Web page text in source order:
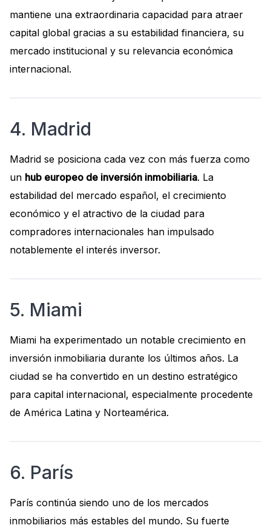
mantiene una extraordinaria capacidad para atraer
capital global gracias a su estabilidad financiera, su
mercado institucional y su relevancia económica
internacional.
4. Madrid
Madrid se posiciona cada vez con más fuerza como
un hub europeo de inversión inmobiliaria. La
estabilidad del mercado español, el crecimiento
económico y el atractivo de la ciudad para
compradores internacionales han impulsado
notablemente el interés inversor.
5. Miami
Miami ha experimentado un notable crecimiento en
inversión inmobiliaria durante los últimos años. La
ciudad se ha convertido en un destino estratégico
para capital internacional, especialmente procedente
de América Latina y Norteamérica.
6. París
París continúa siendo uno de los mercados
inmobiliarios más estables del mundo. Su fuerte